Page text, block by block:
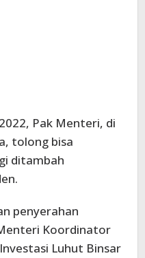
Pak Menteri, di
tolong bisa
ditambah
penyerahan
Koordinator
Luhut Binsar